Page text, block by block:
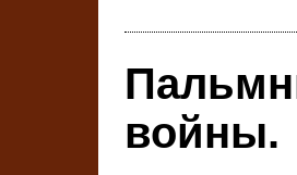
войны.